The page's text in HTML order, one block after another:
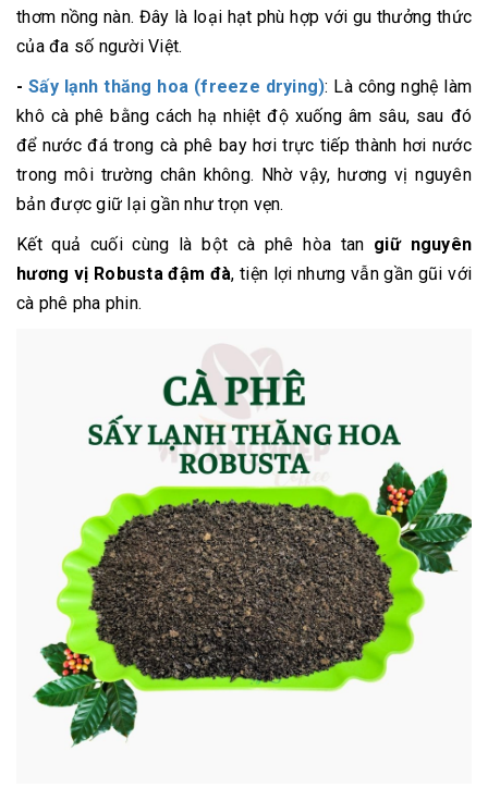
thơm nồng nàn. Đây là loại hạt phù hợp với gu thưởng thức
của đa số người Việt.
-Sấy lạnh thăng hoa (freeze drying): Là công nghệ làm
khô cà phê bằng cách hạ nhiệt độ xuống âm sâu, sau đó
để nước đá trong cà phê bay hơi trực tiếp thành hơi nước
trong môi trường chân không. Nhờ vậy, hương vị nguyên
bản được giữ lại gần như trọn vẹn.
Kết quả cuối cùng là bột cà phê hòa tan giữ nguyên
hương vị Robusta đậm đà, tiện lợi nhưng vẫn gần gũi với
cà phê pha phin.